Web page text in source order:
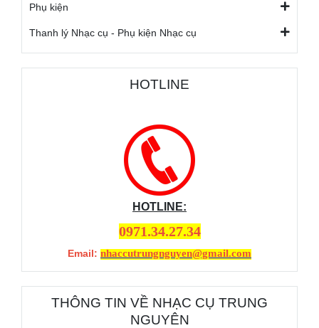
Phụ kiện
Thanh lý Nhạc cụ - Phụ kiện Nhạc cụ
HOTLINE
HOTLINE:
0971.34.27.34
Email: nhaccutrungnguyen@gmail.com
THÔNG TIN VỀ NHẠC CỤ TRUNG
NGUYÊN